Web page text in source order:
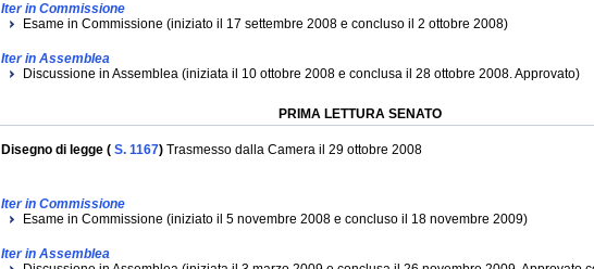
Iter in Commissione
Esame in Commissione (iniziato il 17 settembre 2008 e concluso il 2 ottobre 2008)
Iter in Assemblea
Discussione in Assemblea (iniziata il 10 ottobre 2008 e conclusa il 28 ottobre 2008. Approvato)
PRIMA LETTURA SENATO
Disegno di legge ( S. 1167) Trasmesso dalla Camera il 29 ottobre 2008
Iter in Commissione
Esame in Commissione (iniziato il 5 novembre 2008 e concluso il 18 novembre 2009)
Iter in Assemblea